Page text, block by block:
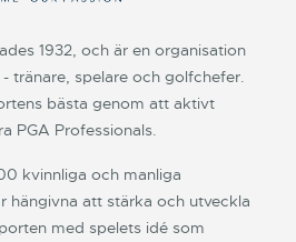
1932, och är en organisation
tränare, spelare och golfchefer.
bästa genom att aktivt
PGA Professionals.
kvinnliga och manliga
hängivna att stärka och utveckla
med spelets idé som